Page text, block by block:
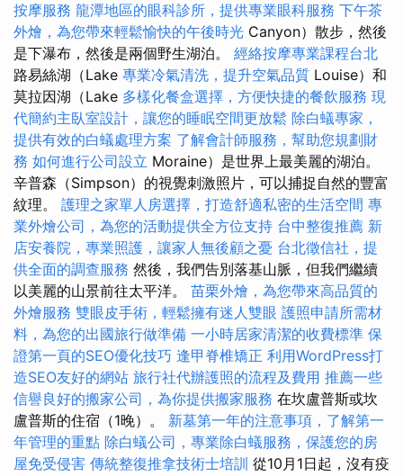
按摩服務 龍潭地區的眼科診所，提供專業眼科服務 下午茶
外燴，為您帶來輕鬆愉快的午後時光 Canyon）散步，然後
是下瀑布，然後是兩個野生湖泊。 經絡按摩專業課程台北
路易絲湖（Lake 專業冷氣清洗，提升空氣品質 Louise）和
莫拉因湖（Lake 多樣化餐盒選擇，方便快捷的餐飲服務 現
代簡約主臥室設計，讓您的睡眠空間更放鬆 除白蟻專家，
提供有效的白蟻處理方案 了解會計師服務，幫助您規劃財
務 如何進行公司設立 Moraine）是世界上最美麗的湖泊。
辛普森（Simpson）的視覺刺激照片，可以捕捉自然的豐富
紋理。 護理之家單人房選擇，打造舒適私密的生活空間 專
業外燴公司，為您的活動提供全方位支持 台中整復推薦 新
店安養院，專業照護，讓家人無後顧之憂 台北徵信社，提
供全面的調查服務 然後，我們告別落基山脈，但我們繼續
以美麗的山景前往太平洋。 苗栗外燴，為您帶來高品質的
外燴服務 雙眼皮手術，輕鬆擁有迷人雙眼 護照申請所需材
料，為您的出國旅行做準備 一小時居家清潔的收費標準 保
證第一頁的SEO優化技巧 逢甲脊椎矯正 利用WordPress打
造SEO友好的網站 旅行社代辦護照的流程及費用 推薦一些
信譽良好的搬家公司，為你提供搬家服務 在坎盧普斯或坎
盧普斯的住宿（1晚）。 新墓第一年的注意事項，了解第一
年管理的重點 除白蟻公司，專業除白蟻服務，保護您的房
屋免受侵害 傳統整復推拿技術士培訓 從10月1日起，沒有疫